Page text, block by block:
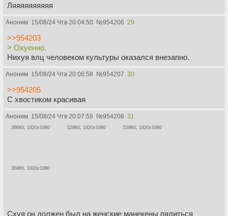
Ляяяяяяяяяя
Аноним 15/08/24 Чтв 20:04:50 №954206 29
>>954203
> Охуенно.
Нихуя влц человеком культуры оказался внезапно.
Аноним 15/08/24 Чтв 20:06:58 №954207 30
>>954205
С хвостиком красивая
Аноним 15/08/24 Чтв 20:07:59 №954208 31
396Кб, 1920x1080 528Кб, 1920x1080 539Кб, 1920x1080
369Кб, 1920x1080
Схуя он должен был на женские манекены пялиться